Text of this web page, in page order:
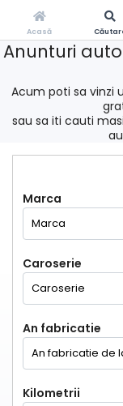
Anunturi
Acum poti sa vinzi
sau sa iti cauti
Marca
Caroserie
An fabricatie
Kilometrii
Acasă